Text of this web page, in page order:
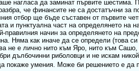
нагласа да заминат първите
че финансите не са достатъчни за
отбор ще бъде съставен от първите
и пунктуална част на определянето на
правилния начин за определянето на
Няма как иначе да се определи (това
не е лично нито към Яро, нито към
дълбочинни риболовци и не искам
покаже умения. Може би решението е да